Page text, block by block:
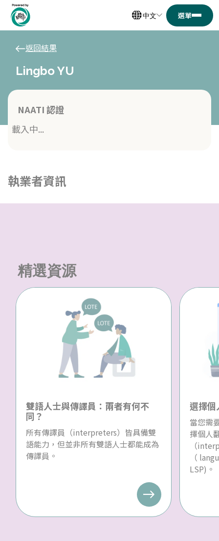
中文
返回結果
Lingbo YU
NAATI 認證
載入中...
執業者資訊
精選資源
雙語人士與傳譯員：兩者有何不
同？
所有傳譯員（interpreters）皆具備雙
語能力，但並非所有雙語人士都能成為
傳譯員。
選擇個
當您需
擇個人
（
（
LSP)。